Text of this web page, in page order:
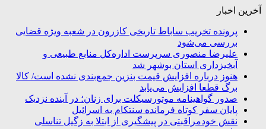
آخرین اخبار
پرونده تخریب ساباط تاریخی کازرون در شعبه ویژه قضایی
بررسی می‌شود
علیرضا منصوری سرپرست اداره‌کل منابع طبیعی و
آبخیزداری استان بوشهر شد
هنوز درباره افزایش قیمت بنزین جمع‌بندی نشده است/ کالا
برگ قطعا افزایش می‌یابد
صدور گواهینامه موتورسیکلت برای زنان؛ در آینده نزدیک
پایان سفر کوتاه فرمانده سنتکام به اسرائیل
نقش خودمراقبتی در پیشگیری از ابتلا به زگیل تناسلی